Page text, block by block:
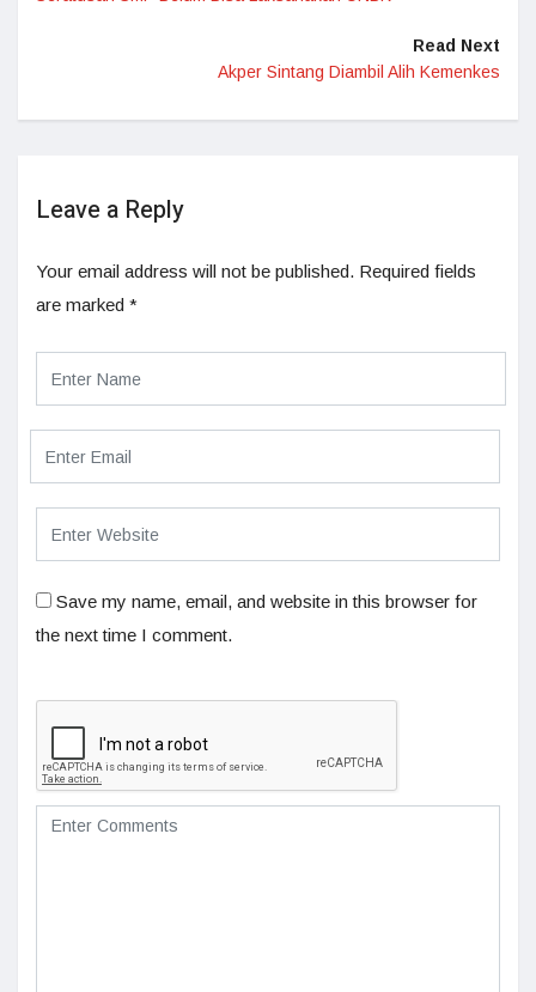
Read Next
Akper Sintang Diambil Alih Kemenkes
Leave a Reply
Your email address will not be published. Required fields
are marked *
Save my name, email, and website in this browser for
the next time I comment.